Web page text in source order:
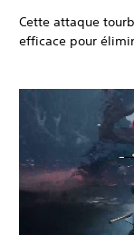
Cette attaque
efficace pour